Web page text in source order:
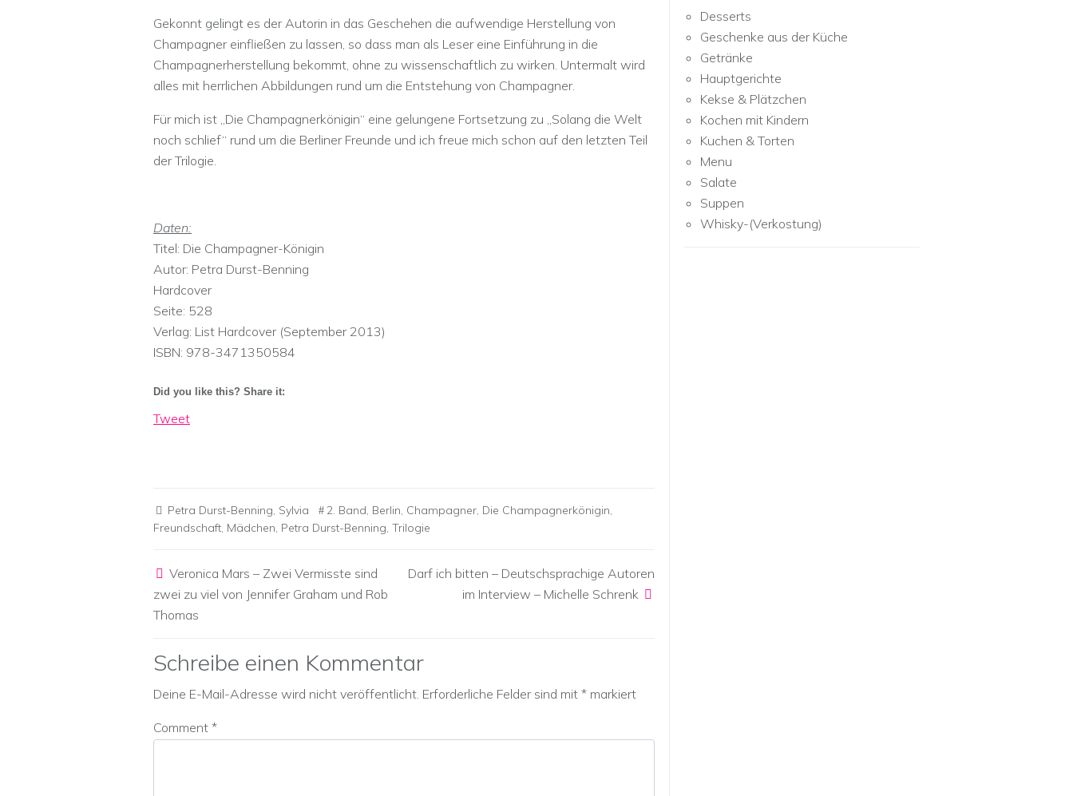
Gekonnt gelingt es der Autorin in das Geschehen die aufwendige Herstellung von
Champagner einfließen zu lassen, so dass man als Leser eine Einführung in die
Champagnerherstellung bekommt, ohne zu wissenschaftlich zu wirken. Untermalt wird
alles mit herrlichen Abbildungen rund um die Entstehung von Champagner.
Für mich ist „Die Champagnerkönigin“ eine gelungene Fortsetzung zu „Solang die Welt
noch schlief“ rund um die Berliner Freunde und ich freue mich schon auf den letzten Teil
der Trilogie.
Daten:
Titel: Die Champagner-Königin
Autor: Petra Durst-Benning
Hardcover
Seite: 528
Verlag: List Hardcover (September 2013)
ISBN: 978-3471350584
Did you like this? Share it:
Tweet
Petra Durst-Benning, Sylvia 2. Band, Berlin, Champagner, Die Champagnerkönigin,
Freundschaft, Mädchen, Petra Durst-Benning, Trilogie
Post navigation
Veronica Mars – Zwei Vermisste sind
zwei zu viel von Jennifer Graham und Rob
Thomas
Darf ich bitten – Deutschsprachige Autoren
im Interview – Michelle Schrenk
Schreibe einen Kommentar
Deine E-Mail-Adresse wird nicht veröffentlicht. Erforderliche Felder sind mit * markiert
Comment *
Desserts
Geschenke aus der Küche
Getränke
Hauptgerichte
Kekse & Plätzchen
Kochen mit Kindern
Kuchen & Torten
Menu
Salate
Suppen
Whisky-(Verkostung)